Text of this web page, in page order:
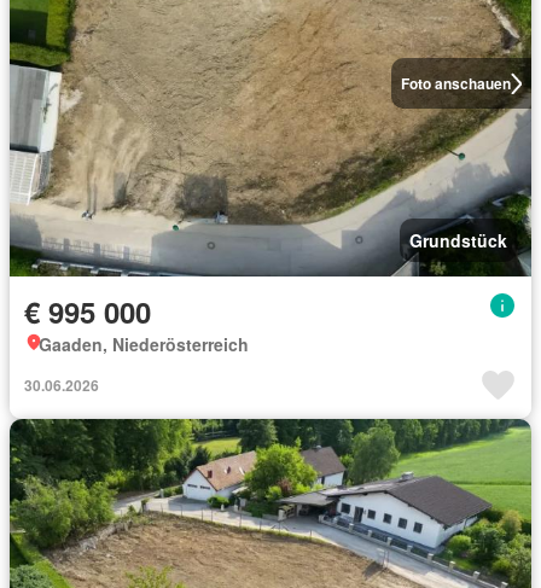
Foto anschauen
Grundstück
€ 995 000
Gaaden, Niederösterreich
30.06.2026